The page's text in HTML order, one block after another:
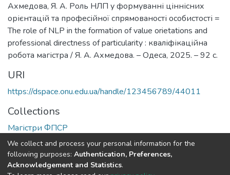
Ахмедова, Я. А. Роль НЛП у формуванні ціннісних
орієнтацій та професійної спрямованості особистості =
The role of NLP in the formation of value orietations and
professional directness of particularity : кваліфікаційна
робота магістра / Я. А. Ахмедова. – Одеса, 2025. – 92 с.
URI
https://dspace.onu.edu.ua/handle/123456789/44011
Collections
Магістри ФПСР
Full item page
We collect and process your personal information for the
following purposes: Authentication, Preferences,
Acknowledgement and Statistics.